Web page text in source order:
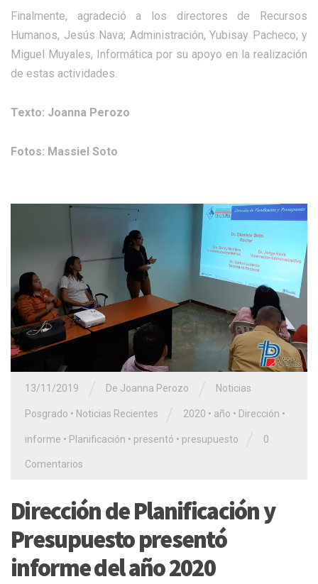
Finalmente, agradeció a los directores de Recursos
Humanos, Jesús Nava; Administración, Yubisay Pacheco; y
Miguel Muyales, Informática por su apoyo en la realización
de estas actividades.
Texto: Joanna Perozo
Fotos: Massiel Soto
13/11/2019 De Joanna Perozo Noticias
Posgrado • Noticias Recientes 2020 • año • Dirección •
informe • Planificación • presentó • presupuesto 0
Comentarios
Dirección de Planificación y
Presupuesto presentó
informe del año 2020